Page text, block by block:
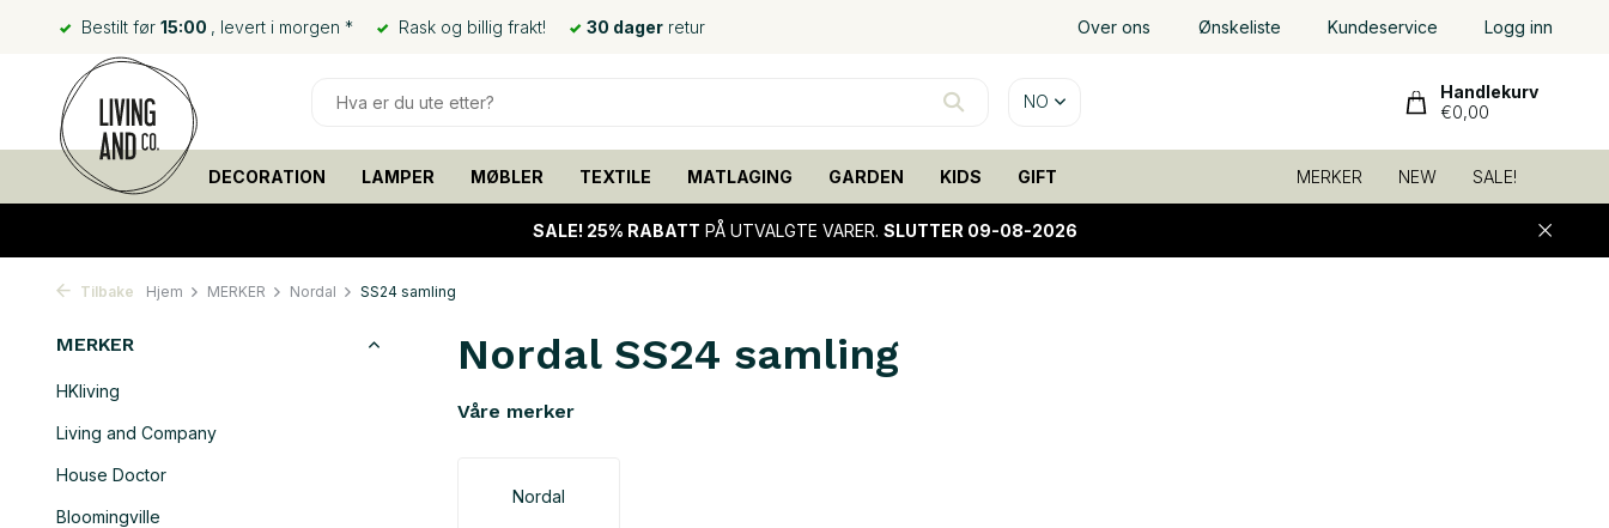
Bestilt før 15:00 , levert i morgen * Rask og billig frakt! 30 dager retur Over ons Ønskeliste Kundeservice Logg inn
NO
Handlekurv
€0,00
DECORATION LAMPER MØBLER TEXTILE MATLAGING GARDEN KIDS GIFT MERKER NEW SALE!
SALE! 25% RABATT PÅ UTVALGTE VARER. SLUTTER 09-08-2026
Tilbake Hjem MERKER Nordal SS24 samling
MERKER
HKliving
Living and Company
House Doctor
Bloomingville
Nordal SS24 samling
Våre merker
Nordal